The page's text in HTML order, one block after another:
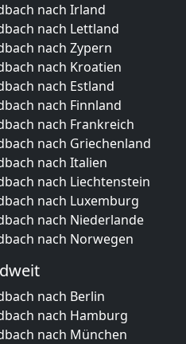
nach Irland
nach Lettland
nach Zypern
nach Kroatien
nach Estland
nach Finnland
nach Frankreich
nach Griechenland
nach Italien
nach Liechtenstein
nach Luxemburg
nach Niederlande
nach Norwegen
nach Berlin
nach Hamburg
nach München